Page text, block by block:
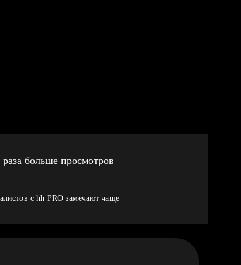
больше просмотров
с hh PRO замечают чаще